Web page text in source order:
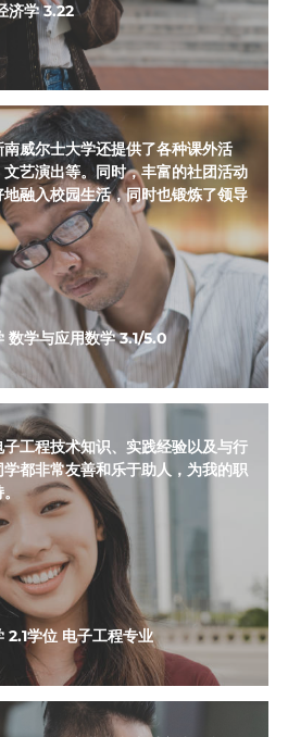
济学 3.22
威尔士大学还提供了各种课外活
艺演出等。同时，丰富的社团活动
融入校园生活，同时也锻炼了领导
数学与应用数学 3.1/5.0
工程技术知识、实践经验以及与行
都非常友善和乐于助人，为我的职
2.1学位 电子工程专业